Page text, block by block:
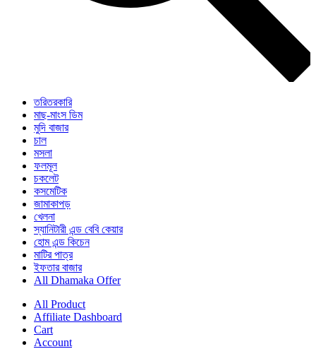
তরিতরকারি
মাছ-মাংস ডিম
মুদি বাজার
চাল
মসলা
ফলমূল
চকলেট
কসমেটিক
জামাকাপড়
খেলনা
স্যানিটারী এন্ড বেবি কেয়ার
হোম এন্ড কিচেন
মাটির পাত্র
ইফতার বাজার
All Dhamaka Offer
All Product
Affiliate Dashboard
Cart
Account